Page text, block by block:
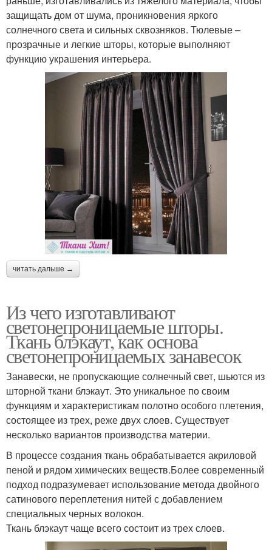
защищать дом от шума, проникновения яркого
солнечного света и сильных сквозняков. Тюлевые –
прозрачные и легкие шторы, которые выполняют
функцию украшения интерьера.
читать дальше →
Из чего изготавливают
светонепроницаемые шторы.
Ткань блэкаут, как основа
светонепроницаемых занавесок
Занавески, не пропускающие солнечный свет, шьются из
шторной ткани блэкаут. Это уникальное по своим
функциям и характеристикам полотно особого плетения,
состоящее из трех, реже двух слоев. Существует
несколько вариантов производства материи.
В процессе создания ткань обрабатывается акриловой
пеной и рядом химических веществ.Более современный
подход подразумевает использование метода двойного
сатинового переплетения нитей с добавлением
специальных черных волокон.
Ткань блэкаут чаще всего состоит из трех слоев.